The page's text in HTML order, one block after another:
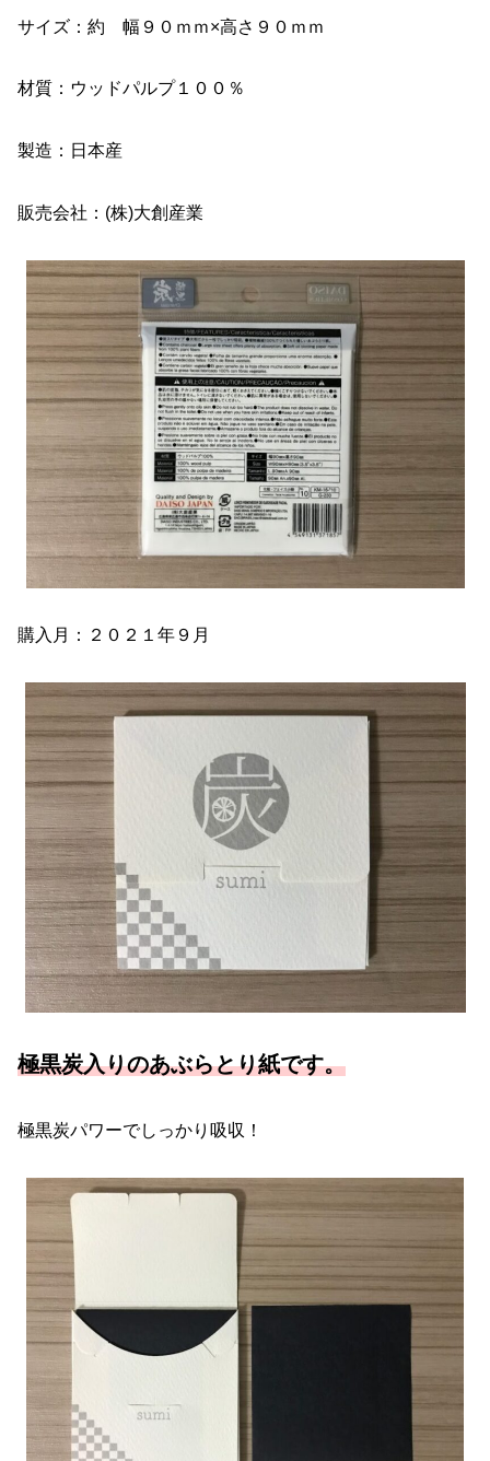
サイズ：約 幅９０ｍｍ×高さ９０ｍｍ
材質：ウッドパルプ１００％
製造：日本産
販売会社：(株)大創産業
購入月：２０２１年９月
極黒炭入りのあぶらとり紙です。
極黒炭パワーでしっかり吸収！